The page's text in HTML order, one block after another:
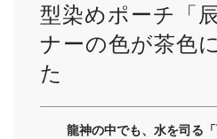
型染めポーチ
ナーの色が茶色
た
龍神の中でも、水を司る